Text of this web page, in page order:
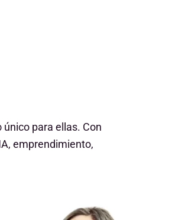
para ellas. Con
emprendimiento,